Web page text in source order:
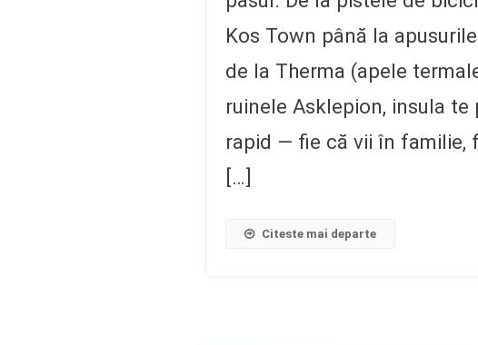
Kos Town până la
de la Therma (apele
ruinele Asklepion, insula te
rapid — fie că vii în familie,
[…]
Citeste mai departe